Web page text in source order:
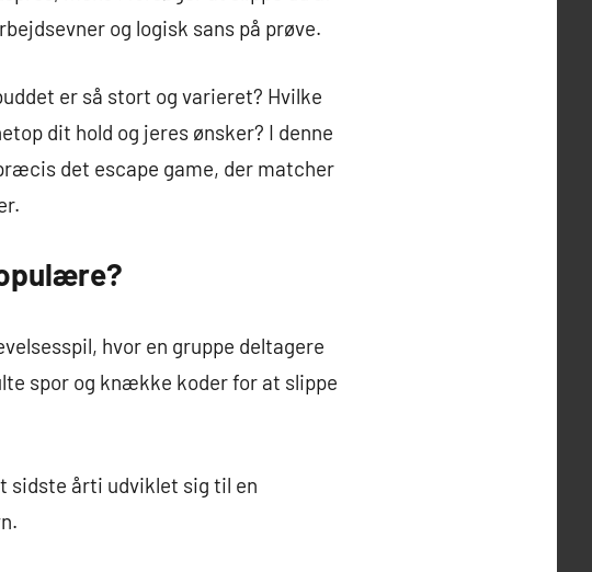
og logisk sans på prøve.
er så stort og varieret? Hvilke
dit hold og jeres ønsker? I denne
det escape game, der matcher
hvor en gruppe deltagere
spor og knække koder for at slippe
sidste årti udviklet sig til en